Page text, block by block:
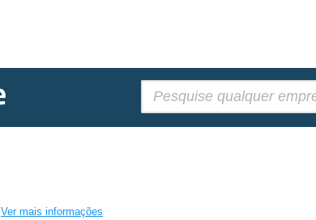
Ver mais informações